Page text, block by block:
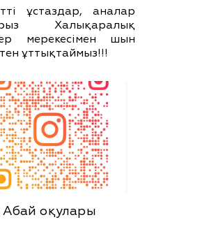
ұстаздар, аналар
Халықаралық
мерекесімен шын
ұттықтаймыз!!!
Абай оқулары